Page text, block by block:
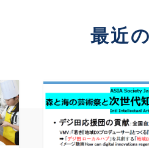
最近